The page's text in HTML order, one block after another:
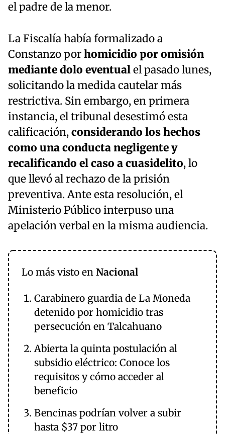
el padre de la menor.
La Fiscalía había formalizado a
Constanzo porhomicidio por omisión
mediante dolo eventualel pasado lunes,
solicitando la medida cautelar más
restrictiva. Sin embargo, en primera
instancia, el tribunal desestimó esta
calificación,considerando los hechos
como una conducta negligente y
recalificando el caso a cuasidelito, lo
que llevó al rechazo de la prisión
preventiva. Ante esta resolución, el
Ministerio Público interpuso una
apelación verbal en la misma audiencia.
Lo más visto en Nacional
Carabinero guardia de La Moneda
detenido por homicidio tras
persecución en Talcahuano
Abierta la quinta postulación al
subsidio eléctrico: Conoce los
requisitos y cómo acceder al
beneficio
Bencinas podrían volver a subir
hasta $37 por litro